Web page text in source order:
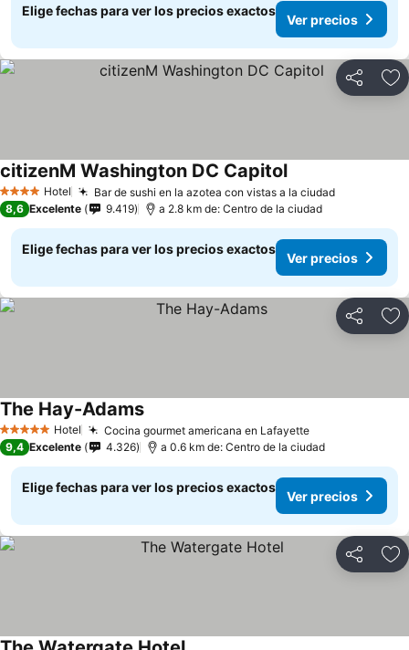
Elige fechas para ver los precios exactos
Ver precios
Compartir
4 EstrellasHotel Bar de sushi en la azotea con vistas a la ciudad
citizenM Washington DC Capitol
8,6 Excelente 9.419 a 2.8 km de: Centro de la ciudad
Elige fechas para ver los precios exactos
Ver precios
Compartir
5 Estrellas Hotel Cocina gourmet americana en Lafayette
The Hay-Adams
9,4 Excelente 4.326 a 0.6 km de: Centro de la ciudad
Elige fechas para ver los precios exactos
Ver precios
Compartir